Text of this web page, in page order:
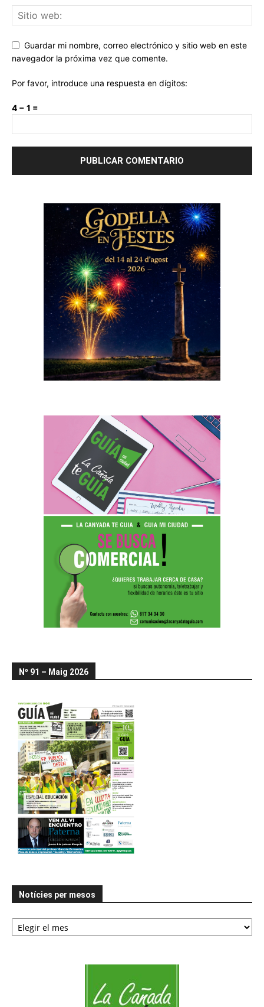
Guardar mi nombre, correo electrónico y sitio web en este
navegador la próxima vez que comente.
Por favor, introduce una respuesta en dígitos:
4 − 1 =
Nº 91 – Maig 2026
Notícies per mesos
Notícies
per